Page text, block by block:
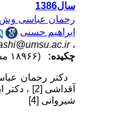
سال1386
رحمان عباسی وش،
ابراهیم حسنی
چکیده:
دکتر رحمان
آقداشی
، دکتر
شیروانی[4]